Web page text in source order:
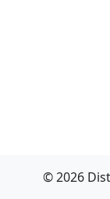
© 2026